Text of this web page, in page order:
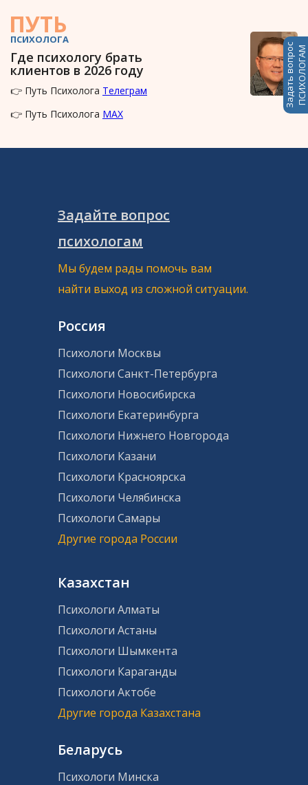
ПУТЬ
ПСИХОЛОГА
Где психологу брать
клиентов в 2026 году
👉 Путь Психолога Телеграм
👉 Путь Психолога MAX
Задать вопросПСИХОЛОГАМ
Задайте вопрос
психологам
Мы будем рады помочь вам
найти выход из сложной ситуации.
Россия
Психологи Москвы
Психологи Санкт-Петербурга
Психологи Новосибирска
Психологи Екатеринбурга
Психологи Нижнего Новгорода
Психологи Казани
Психологи Красноярска
Психологи Челябинска
Психологи Самары
Другие города России
Казахстан
Психологи Алматы
Психологи Астаны
Психологи Шымкента
Психологи Караганды
Психологи Актобе
Другие города Казахстана
Беларусь
Психологи Минска